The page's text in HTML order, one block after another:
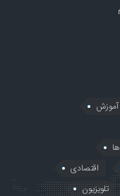
آموزش
اقتصادی
تلویزیون